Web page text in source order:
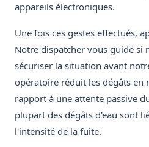
appareils électroniques.
Une fois ces gestes effectués,
Notre dispatcher vous guide si
sécuriser la situation avant
opératoire réduit les dégâts en
rapport à une attente passive
plupart des dégâts d'eau sont
l'intensité de la fuite.